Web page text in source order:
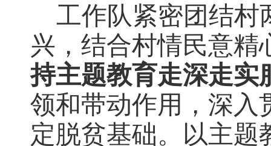
工作队紧密团结村
兴，结合村情民意精
持主题教育走深走实
领和带动作用， 深入
定脱贫基础。 以主题